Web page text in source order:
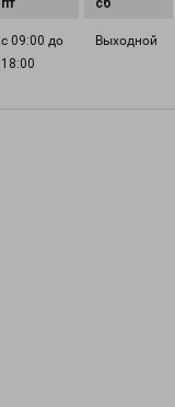
с 09:00 до
18:00
Выходной